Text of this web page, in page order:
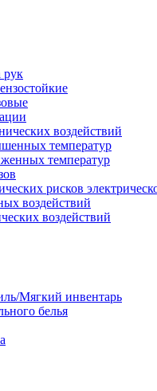
рук
воздействий
температур
температур
рисков
воздействий
воздействий
Мягкий инвентарь
белья